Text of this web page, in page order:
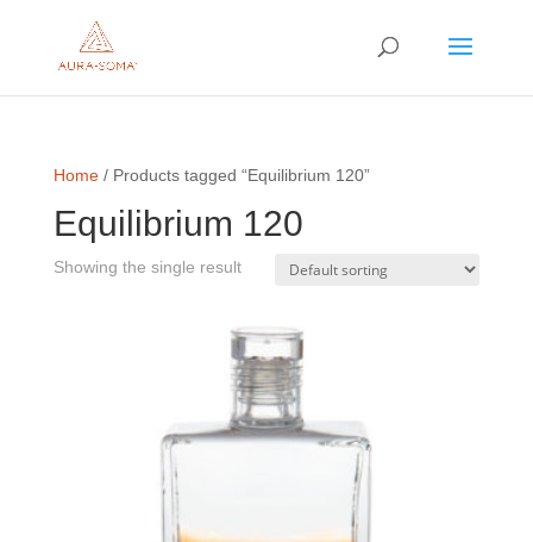
Home/ Products tagged “Equilibrium 120”
Equilibrium 120
Showing the single result